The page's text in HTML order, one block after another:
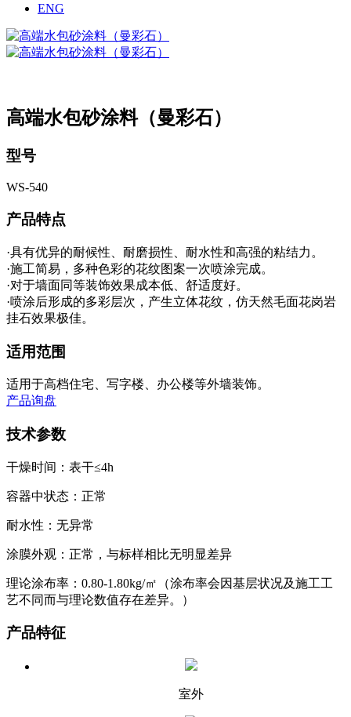
ENG
高端水包砂涂料（曼彩石）
型号
WS-540
产品特点
·具有优异的耐候性、耐磨损性、耐水性和高强的粘结力。
·施工简易，多种色彩的花纹图案一次喷涂完成。
·对于墙面同等装饰效果成本低、舒适度好。
·喷涂后形成的多彩层次，产生立体花纹，仿天然毛面花岗岩
挂石效果极佳。
适用范围
适用于高档住宅、写字楼、办公楼等外墙装饰。
产品询盘
技术参数
干燥时间：表干≤4h
容器中状态：正常
耐水性：无异常
涂膜外观：正常，与标样相比无明显差异
理论涂布率：0.80-1.80kg/㎡（涂布率会因基层状况及施工工
艺不同而与理论数值存在差异。）
产品特征
室外